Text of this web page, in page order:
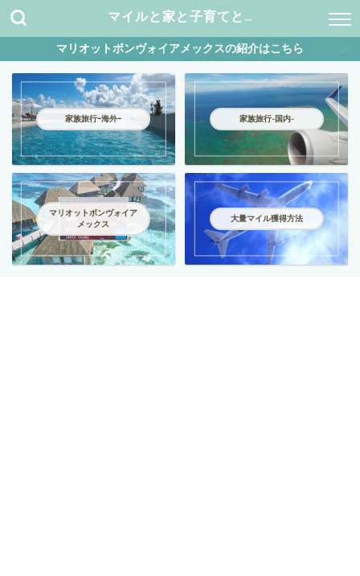
マイルと家と子育てと…
マリオットボンヴォイアメックスの紹介はこちら
家族旅行ｰ海外ｰ 家族旅行-国内-
マリオットボンヴォイア
メックス
大量マイル獲得方法